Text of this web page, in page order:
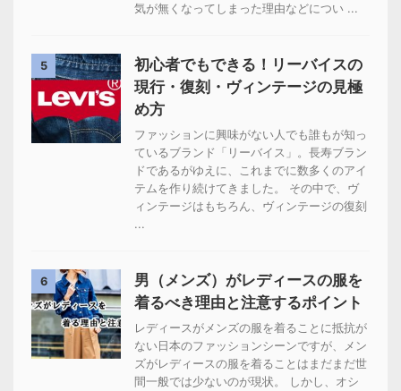
気が無くなってしまった理由などについ ...
5
初心者でもできる！リーバイスの
現行・復刻・ヴィンテージの見極
め方
ファッションに興味がない人でも誰もが知っ
ているブランド「リーバイス」。長寿ブラン
ドであるがゆえに、これまでに数多くのアイ
テムを作り続けてきました。 その中で、ヴ
ィンテージはもちろん、ヴィンテージの復刻
...
6
男（メンズ）がレディースの服を
着るべき理由と注意するポイント
レディースがメンズの服を着ることに抵抗が
ない日本のファッションシーンですが、メン
ズがレディースの服を着ることはまだまだ世
間一般では少ないのが現状。 しかし、オシ